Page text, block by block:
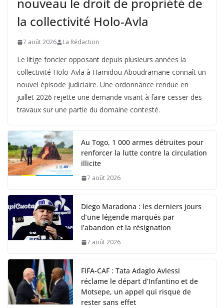
nouveau le droit de propriété de
la collectivité Holo-Avla
7 août 2026 La Rédaction
Le litige foncier opposant depuis plusieurs années la
collectivité Holo-Avla à Hamidou Aboudramane connaît un
nouvel épisode judiciaire. Une ordonnance rendue en
juillet 2026 rejette une demande visant à faire cesser des
travaux sur une partie du domaine contesté.
Au Togo, 1 000 armes détruites pour
renforcer la lutte contre la circulation
illicite
7 août 2026
Diego Maradona : les derniers jours
d’une légende marqués par
l’abandon et la résignation
7 août 2026
FIFA-CAF : Tata Adaglo Avlessi
réclame le départ d’Infantino et de
Motsepe, un appel qui risque de
rester sans effet